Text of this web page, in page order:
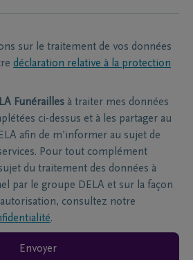
sur le traitement de vos données
déclaration relative à la protection
Funérailles à traiter mes données
ci-dessus et à les partager au
afin de m’informer au sujet de
Pour tout complément
du traitement des données à
par le groupe DELA et sur la façon
consultez notre
.
Envoyer